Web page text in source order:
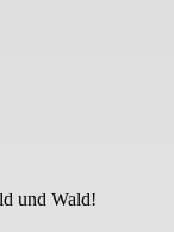
und Wald!